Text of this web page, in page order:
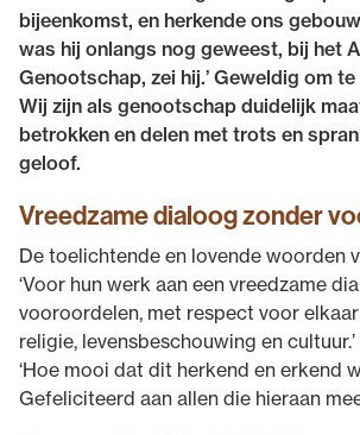
bijeenkomst, en herkende ons
was hij onlangs nog geweest, bij het
Genootschap, zei hij.’ Geweldig om
Wij zijn als genootschap duidelijk
betrokken en delen met trots en
geloof.
Vreedzame dialoog zonder
De toelichtende en lovende woorden
‘Voor hun werk aan een vreedzame
vooroordelen, met respect voor
religie, levensbeschouwing en
‘Hoe mooi dat dit herkend en erkend
Gefeliciteerd aan allen die hieraan